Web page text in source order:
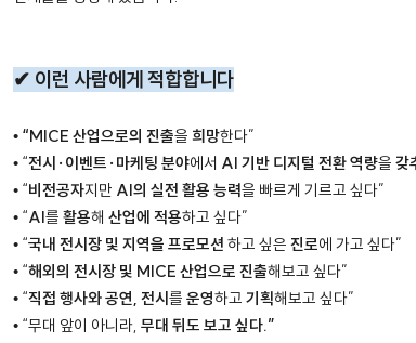
✔ 이런 사람에게 적합합니다
• “MICE 산업으로의 진출을 희망한다”
• “전시·이벤트·마케팅 분야에서 AI 기반 디지털 전환 역량을 갖
• “비전공자지만 AI의 실전 활용 능력을 빠르게 기르고 싶다”
• “AI를 활용해 산업에 적용하고 싶다”
• “국내 전시장 및 지역을 프로모션 하고 싶은 진로에 가고 싶다”
• “해외의 전시장 및 MICE 산업으로 진출해보고 싶다”
• “직접 행사와 공연, 전시 를 운영하고 기획해보고 싶다”
• “무대 앞이 아니라, 무대 뒤도 보고 싶다.”